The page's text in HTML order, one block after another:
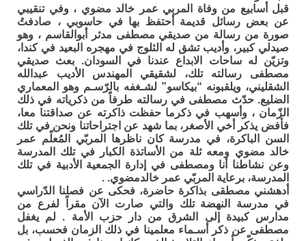
قبل أسابيع من وفاة المربي عمر خالد مضوي ، وفي تنقيبي
عن بعض رسائل قديمة أحتفظ بها في حاسوبي ، صادفتُ
صورة من رسالة من صديقي مصطفى مدثر أبوالقاسم ، وهو
صيدلي كبير، وأديب تشق له الثلوج في مهجره البعيد في كندا،
وتزيّن له ساحات الابداع عندنا في السودان. بعث صديقي
مصطفى رسالته تلك، لشقيقي المهندس الأديب عبدالله
الشقليني، ويلقبونه “بيكاسو” لشـغفه بالرّسـم وهو المعماري
الضليع. حدّث مصطفى في رسالته طرفاً من ذكرياته في ذلك
الزّمان ، وأسهب في ذكرما حفظت ذاكرته عن صداقتنا معا،
فأفض يذكر أخي الأصغر، بما شهد عن اجتراحاتنا ونحن في تلك
السن الباكرة، في مدرسة كان ناظرها المربّي المُعلّم عمر
خالد مضوي ومعه ثلة من الأساتذة الكبار في تلك المدرسة
وعن نشاطنا أنا ومصطفى في إدارة الجمعية الأدبية في تلك
المدرسة، برعاية المربّي عمر خالدمضوي. .
أدهشني مصطقى بذاكرة حاضرة، فحكى عن فصلنا الدّراسي
في مدرسة النهضة تلك والتي صارت الآن مقراً لفرع من
مدارس كبيدة إلى الشرق من دار حزب الأمة . لم يغفل
مصطفى عن ذكر أسـماء معلمينا في ذلك الزمان فحسب، بل